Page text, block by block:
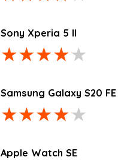
Sony Xperia 5 II
Samsung Galaxy S20 FE
Apple Watch SE